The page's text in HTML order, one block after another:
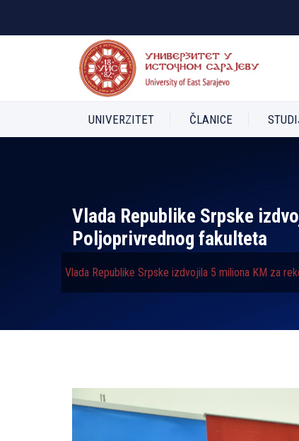
UNIVERZITET ČLANICE
Vlada Republike Srpske
Poljoprivrednog fakulteta
Vlada Republike Srpske izdvojila 5 miliona KM za